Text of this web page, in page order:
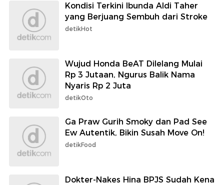
Kondisi Terkini Ibunda Aldi Taher
yang Berjuang Sembuh dari Stroke
detikHot
Wujud Honda BeAT Dilelang Mulai
Rp 3 Jutaan, Ngurus Balik Nama
Nyaris Rp 2 Juta
detikOto
Ga Praw Gurih Smoky dan Pad See
Ew Autentik, Bikin Susah Move On!
detikFood
Dokter-Nakes Hina BPJS Sudah Kena